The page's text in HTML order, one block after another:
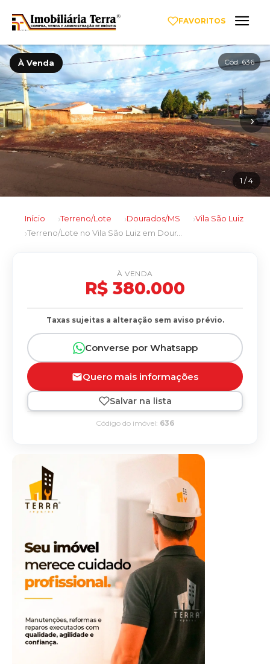
FAVORITOS
À Venda Cód. 636
‹ ›
1 / 4
Início Terreno/Lote Dourados/MS
Vila São Luiz
Terreno/Lote no Vila São Luiz em Dourados/MS
À VENDA
R$ 380.000
Taxas sujeitas a alteração sem aviso prévio.
Converse por Whatsapp
Quero mais informações
Salvar na lista
Código do imóvel: 636